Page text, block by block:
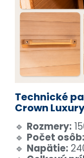
Technické
Crown
🔹 Rozmery:
🔹 Počet osôb:
🔹 Napätie: